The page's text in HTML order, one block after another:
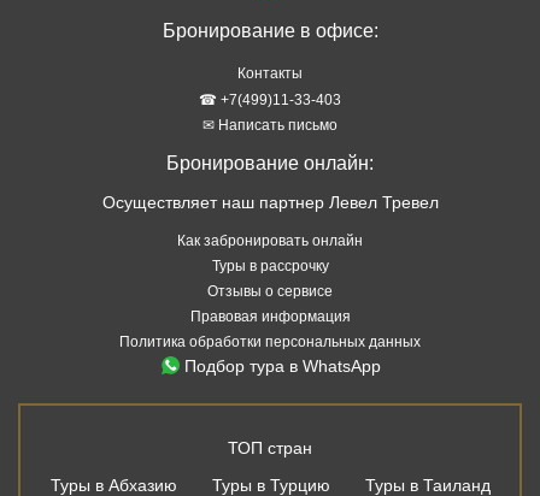
Бронирование в офисе:
Контакты
☎ +7(499)11-33-403
✉ Написать письмо
Бронирование онлайн:
Осуществляет наш партнер Левел Тревел
Как забронировать онлайн
Туры в рассрочку
Отзывы о сервисе
Правовая информация
Политика обработки персональных данных
Подбор тура в WhatsApp
ТОП стран
Туры в Абхазию
Туры в Турцию
Туры в Таиланд